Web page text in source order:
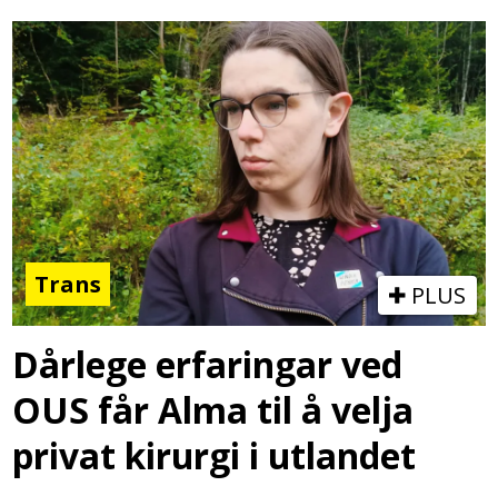
Trans PLUS
Dårlege erfaringar ved
OUS får Alma til å velja
privat kirurgi i utlandet